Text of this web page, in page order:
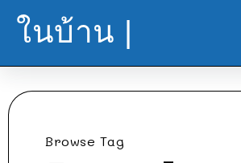
ในบ้าน |
Browse Tag